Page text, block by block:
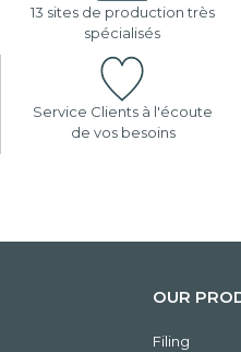
13 sites de production très
spécialisés
Service Clients à l'écoute
de vos besoins
OUR
Filing